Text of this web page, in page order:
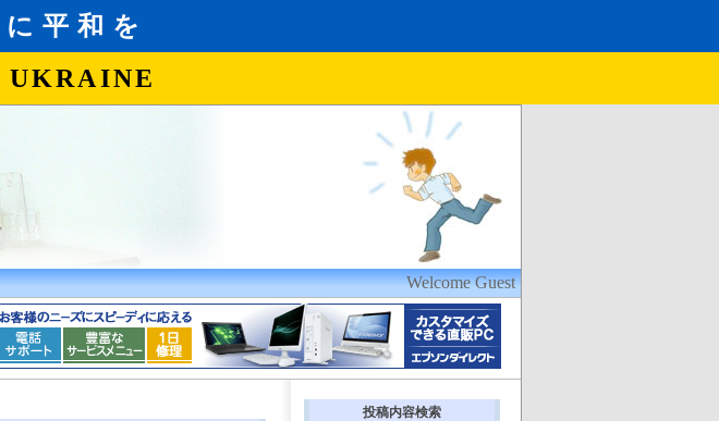
Welcome Guest
投稿内容検索